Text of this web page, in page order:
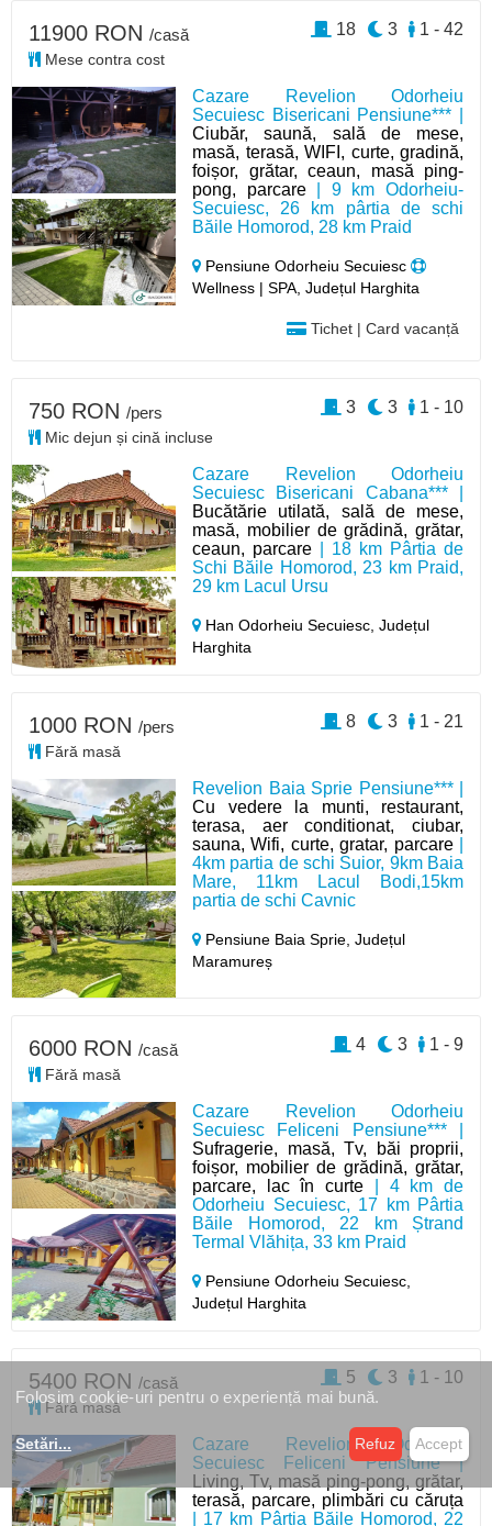
Cazare Revelion Odorheiu
Secuiesc Bisericani Pensiune*** |
Ciubăr, saună, sală de mese,
masă, terasă, WIFI, curte, gradină,
foișor, grătar, ceaun, masă ping-
pong, parcare| 9 km Odorheiu-
Secuiesc, 26 km pârtia de schi
Băile Homorod, 28 km Praid
Pensiune Odorheiu Secuiesc
Wellness | SPA, Județul Harghita
Tichet | Card vacanță
11900 RON /casă
Mese contra cost
1 - 42
3
18
Cazare Revelion Odorheiu
Secuiesc Bisericani Cabana*** |
Bucătărie utilată, sală de mese,
masă, mobilier de grădină, grătar,
ceaun, parcare | 18 km Pârtia de
Schi Băile Homorod, 23 km Praid,
29 km Lacul Ursu
Han Odorheiu Secuiesc,Județul
Harghita
750 RON /pers
Mic dejun și cină incluse
1 - 10
3
3
Revelion Baia Sprie Pensiune*** |
Cu vedere la munti, restaurant,
terasa, aer conditionat, ciubar,
sauna, Wifi, curte, gratar, parcare|
4km partia de schi Suior, 9km Baia
Mare, 11km Lacul Bodi,15km
partia de schi Cavnic
Pensiune Baia Sprie,Județul
Maramureș
1000 RON /pers
Fără masă
1 - 21
3
8
Cazare Revelion Odorheiu
Secuiesc Feliceni Pensiune*** |
Sufragerie, masă, Tv, băi proprii,
foișor, mobilier de grădină, grătar,
parcare, lac în curte | 4 km de
Odorheiu Secuiesc, 17 km Pârtia
Băile Homorod, 22 km Ștrand
Termal Vlăhița, 33 km Praid
Pensiune Odorheiu Secuiesc,
Județul Harghita
6000 RON /casă
Fără masă
1 - 9
3
4
Cazare Revelion Odorheiu
Secuiesc Feliceni Pensiune |
Living, Tv, masă ping-pong, grătar,
terasă, parcare, plimbări cu căruța
| 17 km Pârtia Băile Homorod, 22
5400 RON /casă
Fără masă
1 - 10
3
5
Folosim cookie-uri pentru o experiență mai bună.
Setări... Refuz Accept